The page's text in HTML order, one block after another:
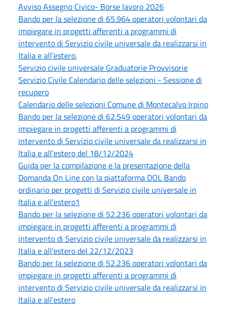
Avviso Assegno Civico- Borse lavoro 2026
Bando per la selezione di 65.964 operatori volontari da
impiegare in progetti afferenti a programmi di
intervento di Servizio civile universale da realizzarsi in
Italia e all’estero.
Servizio civile universale Graduatorie Provvisorie
Servizio Civile Calendario delle selezioni - Sessione di
recupero
Calendario delle selezioni Comune di Montecalvo Irpino
Bando per la selezione di 62.549 operatori volontari da
impiegare in progetti afferenti a programmi di
intervento di Servizio civile universale da realizzarsi in
Italia e all'estero del 18/12/2024
Guida per la compilazione e la presentazione della
Domanda On Line con la piattaforma DOL Bando
ordinario per progetti di Servizio civile universale in
Italia e all’estero1
Bando per la selezione di 52.236 operatori volontari da
impiegare in progetti afferenti a programmi di
intervento di Servizio civile universale da realizzarsi in
Italia e all'estero del 22/12/2023
Bando per la selezione di 52.236 operatori volontari da
impiegare in progetti afferenti a programmi di
intervento di Servizio civile universale da realizzarsi in
Italia e all'estero